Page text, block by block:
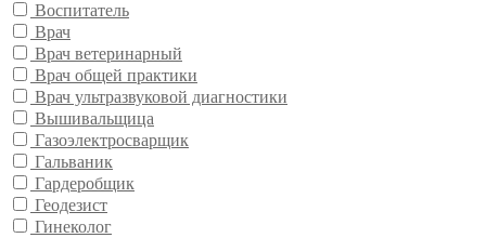
Воспитатель
Врач
Врач ветеринарный
Врач общей практики
Врач ультразвуковой диагностики
Вышивальщица
Газоэлектросварщик
Гальваник
Гардеробщик
Геодезист
Гинеколог